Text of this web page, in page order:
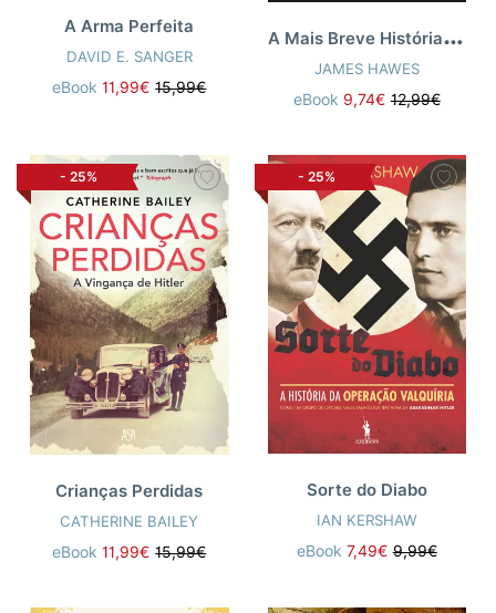
A Arma Perfeita
DAVID E. SANGER
eBook11,99€ 15,99€
A
Mais Breve História Inglaterra
JAMES HAWES
eBook 9,74€ 12,99€
- 25%
Crianças Perdidas
CATHERINE BAILEY
eBook11,99€ 15,99€
- 25%
Sorte do Diabo
IAN KERSHAW
eBook 7,49€ 9,99€